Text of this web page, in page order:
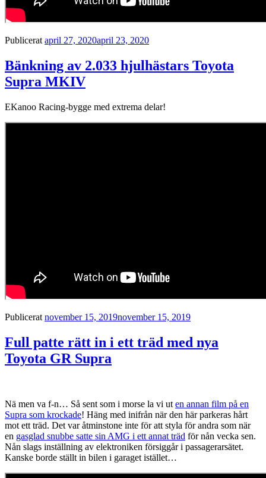
Publicerat april 27, 2020april 23, 2020
Bänkning av 2.033 hjulhästars Toyota
Supra MKIV
EKanoo Racing-bygge med extrema delar!
Publicerat november 15, 2019november 15, 2019
Full patte rätt in i ett träd med nya
Toyota GR Supra
Nä men va f-n… Så sent som i morse la vi ut en annan film på en
Supra som krockade! Häng med inifrån när den här parkeras hårt
mot ett träd. Det var åtminstone inte för att styla för andra som när
en gasglad snubbe satte sin AMG i ett annat träd för nån vecka sen.
Nån slags inställning av elektroniken försiggår i passagerarsätet.
Kanske borde ställt in bilen i garaget istället…